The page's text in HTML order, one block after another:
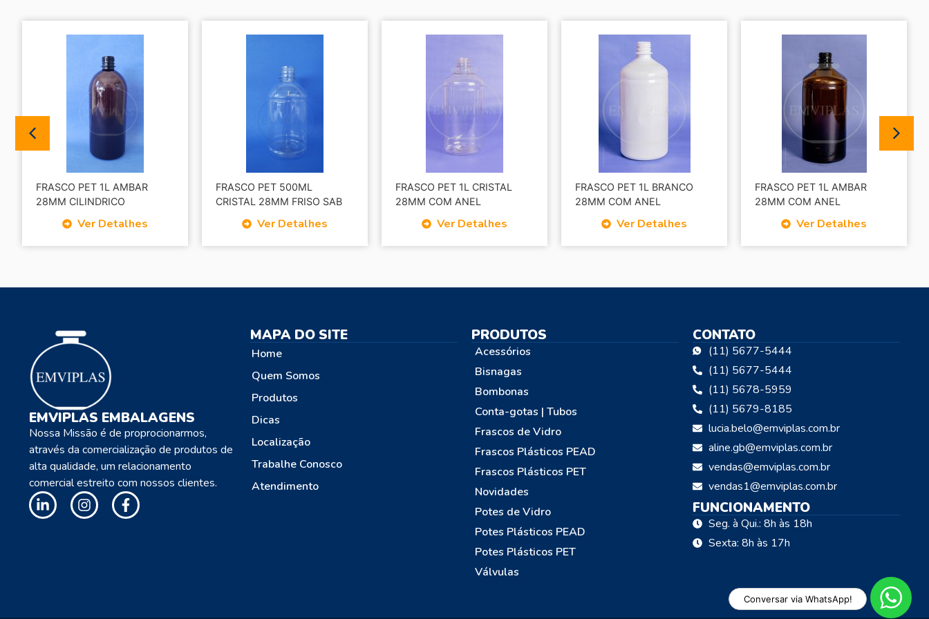
FRASCO PET 1L AMBAR
28MM CILINDRICO
Ver Detalhes
FRASCO PET 500ML
CRISTAL 28MM FRISO SAB
Ver Detalhes
FRASCO PET 1L CRISTAL
28MM COM ANEL
Ver Detalhes
FRASCO PET 1L BRANCO
28MM COM ANEL
Ver Detalhes
FRASCO PET 1L AMBAR
28MM COM ANEL
Ver Detalhes
EMVIPLAS EMBALAGENS
Nossa Missão é de proprocionarmos,
através da comercialização de produtos de
alta qualidade, um relacionamento
comercial estreito com nossos clientes.
MAPA DO SITE
Home
Quem Somos
Produtos
Dicas
Localização
Trabalhe Conosco
Atendimento
PRODUTOS
Acessórios
Bisnagas
Bombonas
Conta-gotas | Tubos
Frascos de Vidro
Frascos Plásticos PEAD
Frascos Plásticos PET
Novidades
Potes de Vidro
Potes Plásticos PEAD
Potes Plásticos PET
Válvulas
CONTATO
(11) 5677-5444
(11) 5677-5444
(11) 5678-5959
(11) 5679-8185
lucia.belo@emviplas.com.br
aline.gb@emviplas.com.br
vendas@emviplas.com.br
vendas1@emviplas.com.br
FUNCIONAMENTO
Seg. à Qui.: 8h às 18h
Sexta: 8h às 17h
Conversar via WhatsApp!